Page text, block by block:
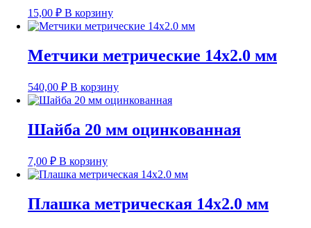
15,00 ₽ В корзину
Метчики метрические 14х2.0 мм
540,00 ₽ В корзину
Шайба 20 мм оцинкованная
7,00 ₽ В корзину
Плашка метрическая 14х2.0 мм